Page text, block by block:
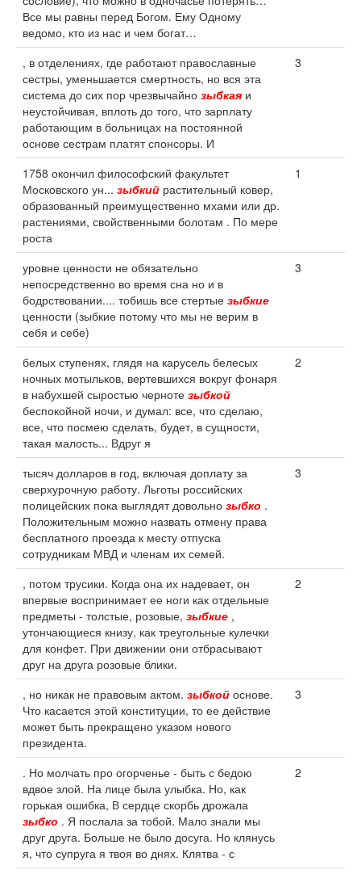
Все мы равны перед Богом. Ему Одному
ведомо, кто из нас и чем богат…
, в отделениях, где работают православные
сестры, уменьшается смертность, но вся эта
система до сих пор чрезвычайно зыбкая и
неустойчивая, вплоть до того, что зарплату
работающим в больницах на постоянной
основе сестрам платят спонсоры. И
3
1758 окончил философский факультет
Московского ун... зыбкий растительный ковер,
образованный преимущественно мхами или др.
растениями, свойственными болотам . По мере
роста
1
уровне ценности не обязательно
непосредственно во время сна но и в
бодрствовании.... тобишь все стертые зыбкие
ценности (зыбкие потому что мы не верим в
себя и себе)
3
белых ступенях, глядя на карусель белесых
ночных мотыльков, вертевшихся вокруг фонаря
в набухшей сыростью черноте зыбкой
беспокойной ночи, и думал: все, что сделаю,
все, что посмею сделать, будет, в сущности,
такая малость... Вдруг я
2
тысяч долларов в год, включая доплату за
сверхурочную работу. Льготы российских
полицейских пока выглядят довольно зыбко .
Положительным можно назвать отмену права
бесплатного проезда к месту отпуска
сотрудникам МВД и членам их семей.
3
, потом трусики. Когда она их надевает, он
впервые воспринимает ее ноги как отдельные
предметы - толстые, розовые, зыбкие ,
утончающиеся книзу, как треугольные кулечки
для конфет. При движении они отбрасывают
друг на друга розовые блики.
2
, но никак не правовым актом. зыбкой основе.
Что касается этой конституции, то ее действие
может быть прекращено указом нового
президента.
3
. Но молчать про огорченье - быть с бедою
вдвое злой. На лице была улыбка. Но, как
горькая ошибка, В сердце скорбь дрожала
зыбко . Я послала за тобой. Мало знали мы
друг друга. Больше не было досуга. Но клянусь
я, что супруга я твоя во днях. Клятва - с
2